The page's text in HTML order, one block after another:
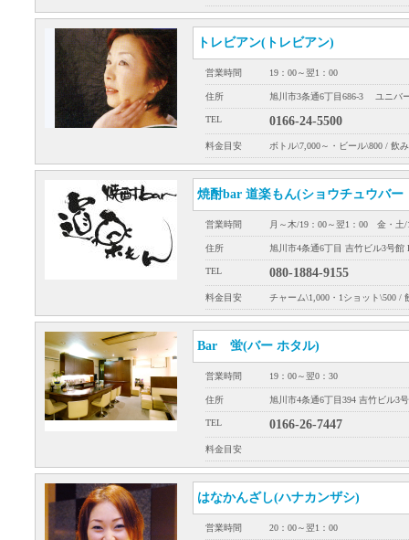
トレビアン(トレビアン)
営業時間 19：00～翌1：00
住所 旭川市3条通6丁目686-3 ユニバ
TEL 0166-24-5500
料金目安 ボトル\7,000～・ビール\800 / 飲
焼酎bar 道楽もん(ショウチュウバー
営業時間 月～木/19：00～翌1：00 金・土/
住所 旭川市4条通6丁目 吉竹ビル3号館
TEL 080-1884-9155
料金目安 チャーム\1,000・1ショット\500 /
Bar 蛍(バー ホタル)
営業時間 19：00～翌0：30
住所 旭川市4条通6丁目394 吉竹ビル3
TEL 0166-26-7447
料金目安
はなかんざし(ハナカンザシ)
営業時間 20：00～翌1：00